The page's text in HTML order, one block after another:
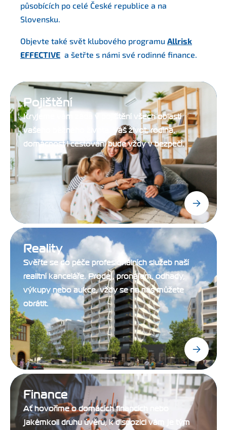
působících po celé České republice a na
Slovensku.
Objevte také svět klubového programu Allrisk
EFFECTIVE a šetřte s námi své rodinné finance.
Pojištění
Kryjeme vám záda v pojištění všech oblastí
vašeho běžného života. Váš život, rodina,
domácnost i cestování bude vždy v bezpečí.
Reality
Svěřte se do péče profesionálních služeb naší
realitní kanceláře. Prodej, pronájem, odhady,
výkupy nebo aukce, vždy se na nás můžete
obrátit.
Finance
Ať hovoříme o domácích financích nebo
jakémkoli druhu úvěru, k dispozici vám je tým